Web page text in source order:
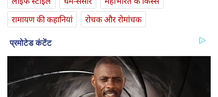
रामायण की कहानियां
रोचक और रोमांचक